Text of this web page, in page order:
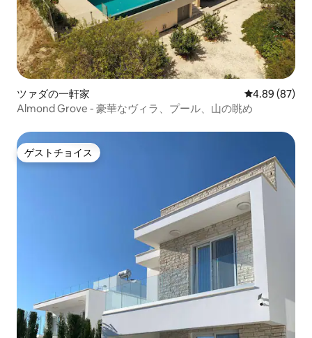
ツァダの一軒家 レビュー87
4.89 (87)
Almond Grove - 豪華なヴィラ、プール、山の眺め
ゲストチョイス
ゲストチョイス